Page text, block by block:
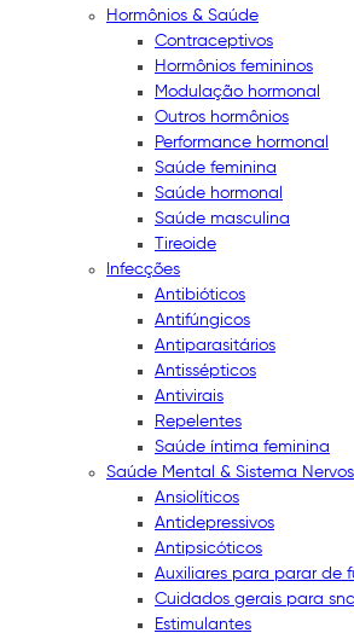
Hormônios & Saúde
Contraceptivos
Hormônios femininos
Modulação hormonal
Outros hormônios
Performance hormonal
Saúde feminina
Saúde hormonal
Saúde masculina
Tireoide
Infecções
Antibióticos
Antifúngicos
Antiparasitários
Antissépticos
Antivirais
Repelentes
Saúde íntima feminina
Saúde Mental & Sistema
Ansiolíticos
Antidepressivos
Antipsicóticos
Auxiliares para parar de
Cuidados gerais para snc
Estimulantes